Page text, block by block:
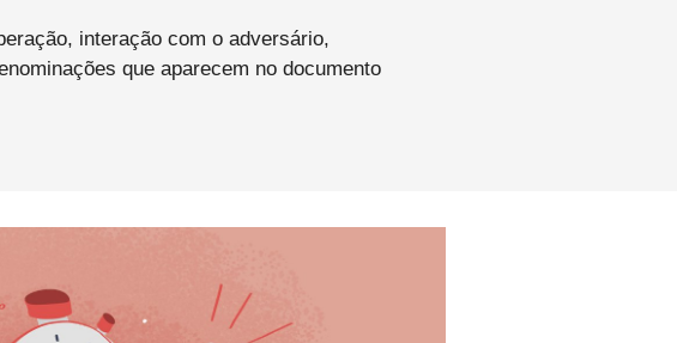
interação com o adversário,
que aparecem no documento